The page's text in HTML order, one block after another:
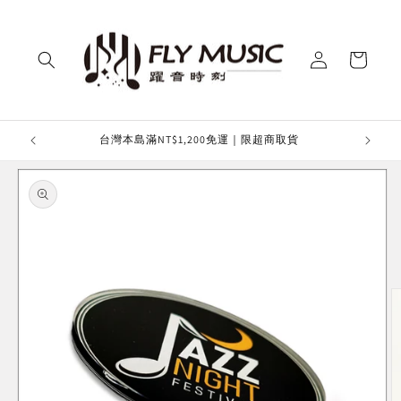
in
Cart
台灣本島滿NT$1,200免運｜限超商取貨 滿額
Skip to
product
information